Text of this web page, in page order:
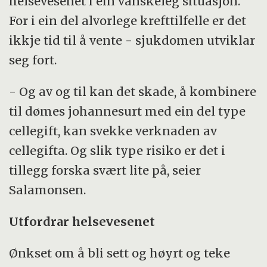
For i ein del alvorlege krefttilfelle er det
ikkje tid til å vente - sjukdomen utviklar
seg fort.
- Og av og til kan det skade, å kombinere
til dømes johannesurt med ein del type
cellegift, kan svekke verknaden av
cellegifta. Og slik type risiko er det i
tillegg forska svært lite på, seier
Salamonsen.
Utfordrar helsevesenet
Ønkset om å bli sett og høyrt og teke